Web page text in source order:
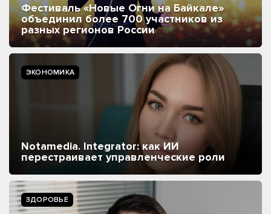
Фестиваль «Новые Огни на Байкале»
объединил более 700 участников из
разных регионов России
ЭКОНОМИКА
Notamedia. Integrator: как ИИ
перестраивает управленческие роли
ЗДОРОВЬЕ